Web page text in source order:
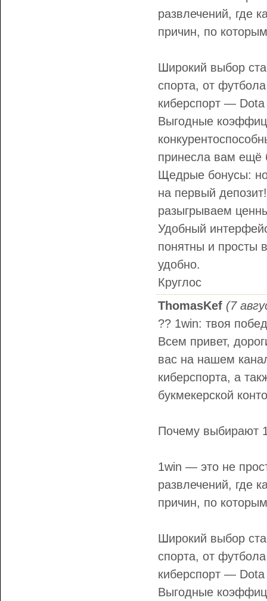
развлечений, где
причин, по
Широкий выбор
спорта, от
киберспорт —
Выгодные
принесла вам ещё
Щедрые бонусы:
на первый
разыгрываем
Удобный
понятны и просты
удобно.
Круглос
ThomasKef (7
?? 1win: твоя
Всем привет,
вас на нашем
киберспорта, а
букмекерской
Почему выбирают
1win — это не
развлечений, где
причин, по
Широкий выбор
спорта, от
киберспорт —
Выгодные